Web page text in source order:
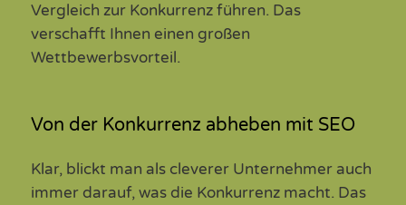
Vergleich zur Konkurrenzführen. Das
verschafft Ihnen einen großen
Wettbewerbsvorteil.
Von der Konkurrenz abheben mit SEO
Klar, blickt man als cleverer Unternehmer auch
immer darauf, was die Konkurrenz macht. Das